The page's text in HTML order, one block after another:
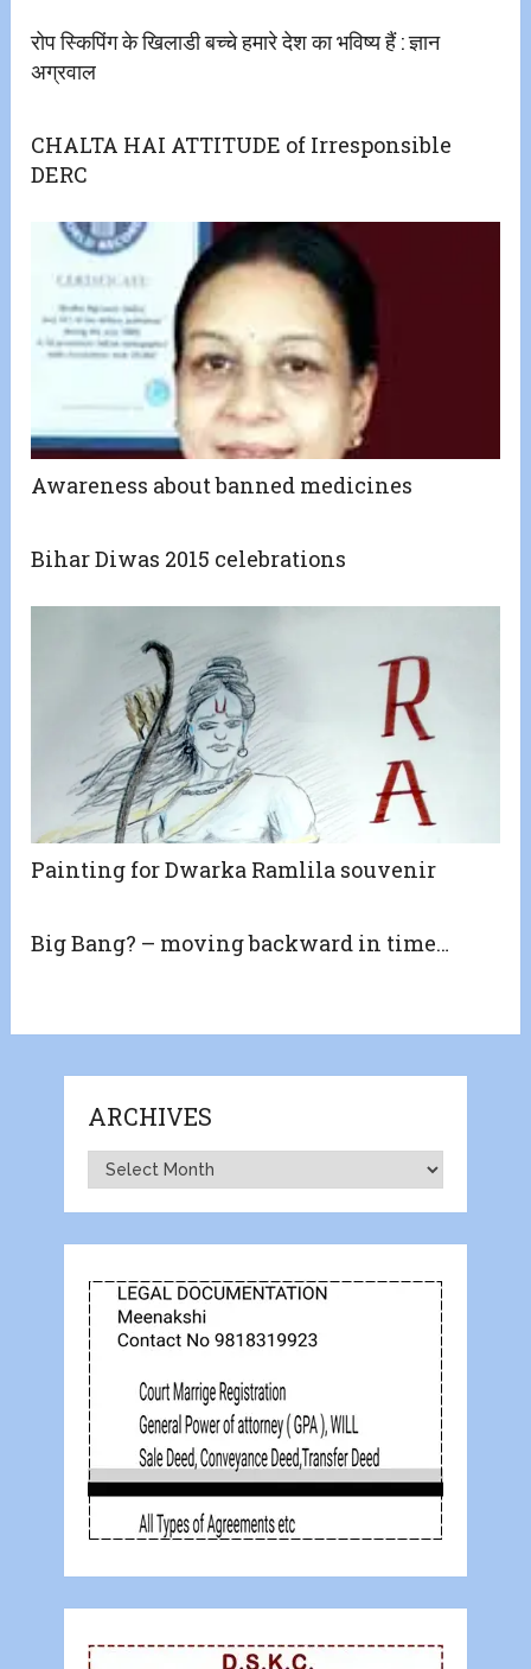
रोप स्किपिंग के खिलाडी बच्चे हमारे देश का भविष्य हैं : ज्ञान
अग्रवाल
CHALTA HAI ATTITUDE of Irresponsible
DERC
Awareness about banned medicines
Bihar Diwas 2015 celebrations
Painting for Dwarka Ramlila souvenir
Big Bang? – moving backward in time…
ARCHIVES
Archives